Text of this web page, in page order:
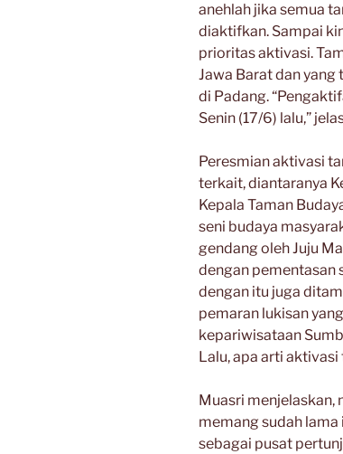
anehlah jika semua
diaktifkan. Sampai
prioritas aktivasi.
Jawa Barat dan
di Padang.
Senin (17/6) lalu,”
Peresmian aktivasi
terkait, diantaranya
Kepala Taman
seni budaya
gendang oleh Juju
dengan pementasan
dengan itu juga
pemaran lukisan
kepariwisataan
Lalu, apa arti
Muasri menjelaskan,
memang sudah
sebagai pusat